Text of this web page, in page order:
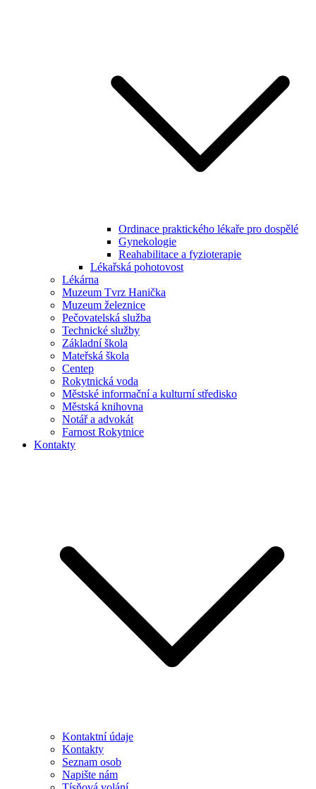
Ordinace praktického lékaře pro dospělé
Gynekologie
Reahabilitace a fyzioterapie
Lékařská pohotovost
Lékárna
Muzeum Tvrz Hanička
Muzeum železnice
Pečovatelská služba
Technické služby
Základní škola
Mateřská škola
Centep
Rokytnická voda
Městské informační a kulturní středisko
Městská knihovna
Notář a advokát
Farnost Rokytnice
Kontakty
Kontaktní údaje
Kontakty
Seznam osob
Napište nám